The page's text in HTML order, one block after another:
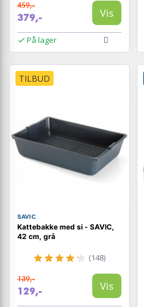
459,-
379,- Vis
På lager
TILBUD
SAVIC
Kattebakke med si - SAVIC,
42 cm, grå
(148)
139,-
129,- Vis